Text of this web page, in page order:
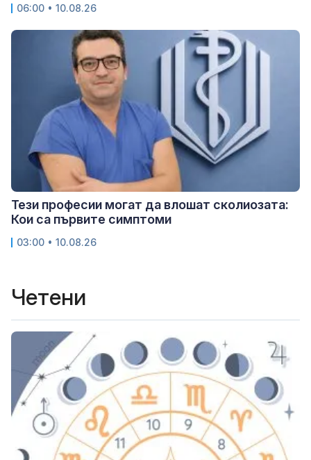
06:00 • 10.08.26
Тези професии могат да влошат сколиозата:
Кои са първите симптоми
03:00 • 10.08.26
Четени